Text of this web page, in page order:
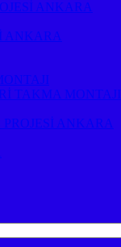
ANKARA
ANKARA
TAKMA MONTAJI
ANKARA